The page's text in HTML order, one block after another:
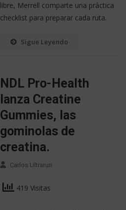
libre, Merrell comparte una práctica
checklist para preparar cada ruta.
Sigue Leyendo
NDL Pro-Health
lanza Creatine
Gummies, las
gominolas de
creatina.
Carlos Ultrarun
419 Visitas